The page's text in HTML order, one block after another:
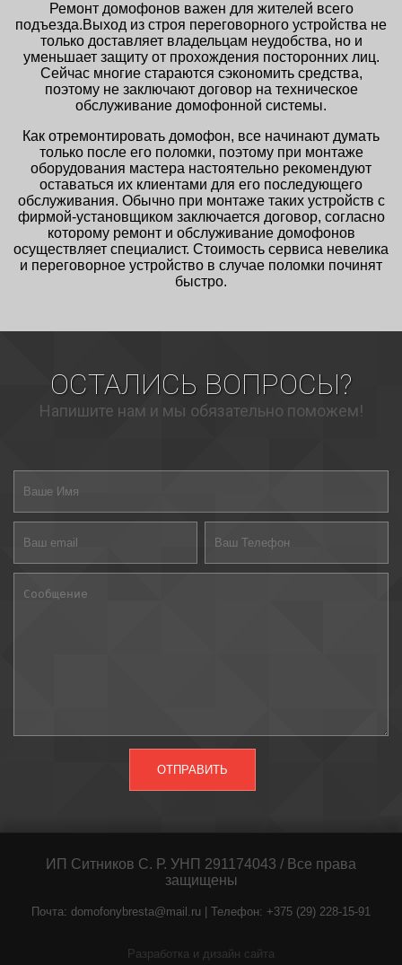
Ремонт домофонов важен для жителей всего
подъезда.Выход из строя переговорного устройства не
только доставляет владельцам неудобства, но и
уменьшает защиту от прохождения посторонних лиц.
Сейчас многие стараются сэкономить средства,
поэтому не заключают договор на техническое
обслуживание домофонной системы.
Как отремонтировать домофон, все начинают думать
только после его поломки, поэтому при монтаже
оборудования мастера настоятельно рекомендуют
оставаться их клиентами для его последующего
обслуживания. Обычно при монтаже таких устройств с
фирмой-установщиком заключается договор, согласно
которому ремонт и обслуживание домофонов
осуществляет специалист. Стоимость сервиса невелика
и переговорное устройство в случае поломки починят
быстро.
ОСТАЛИСЬ ВОПРОСЫ?
Напишите нам и мы обязательно поможем!
ИП Ситников С. Р. УНП 291174043 / Все права
защищены
Почта: domofonybresta@mail.ru | Телефон: +375 (29) 228-15-91
Разработка и дизайн сайта